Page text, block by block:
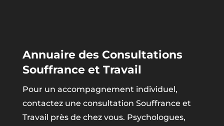
Annuaire des Consultations
Souffrance et Travail
Pour un accompagnement individuel,
contactez une consultation Souffrance et
Travail près de chez vous. Psychologues,